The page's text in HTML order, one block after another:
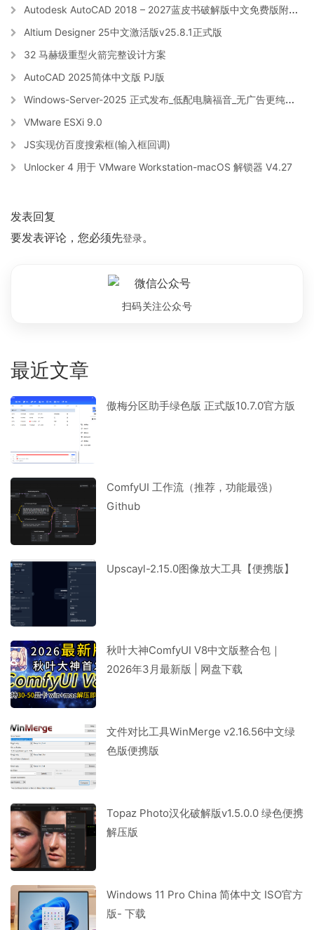
Autodesk AutoCAD 2018 – 2027蓝皮书破解版中文免费版附注册机
Altium Designer 25中文激活版v25.8.1正式版
32 马赫级重型火箭完整设计方案
AutoCAD 2025简体中文版 PJ版
Windows-Server-2025 正式发布_低配电脑福音_无广告更纯净_ 免费下载+激活
VMware ESXi 9.0
JS实现仿百度搜索框(输入框回调)
Unlocker 4 用于 VMware Workstation-macOS 解锁器 V4.27
发表回复
要发表评论，您必须先登录。
扫码关注公众号
最近文章
傲梅分区助手绿色版 正式版10.7.0官方版
ComfyUI 工作流（推荐，功能最强）
Github
Upscayl-2.15.0图像放大工具【便携版】
秋叶大神ComfyUI V8中文版整合包｜
2026年3月最新版 | 网盘下载
文件对比工具WinMerge v2.16.56中文绿
色版便携版
Topaz Photo汉化破解版v1.5.0.0 绿色便携
解压版
Windows 11 Pro China 简体中文 ISO官方
版- 下载